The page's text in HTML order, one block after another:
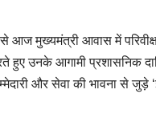
आज मुख्यमंत्री आवास में
हुए उनके आगामी प्रशासनिक
और सेवा की भावना से जुड़े